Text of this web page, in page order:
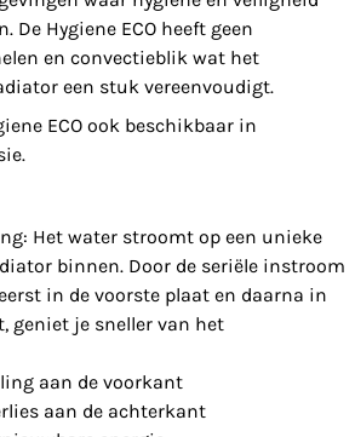
De Hygiene ECO heeft geen
en convectieblik wat het
een stuk vereenvoudigt.
ECO ook beschikbaar in
Het water stroomt op een unieke
binnen. Door de seriële instroom
in de voorste plaat en daarna in
geniet je sneller van het
aan de voorkant
aan de achterkant